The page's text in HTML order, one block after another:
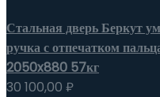
Стальная дверь Беркут
ручка с отпечатком
2050x880 57кг
30 100,00 ₽